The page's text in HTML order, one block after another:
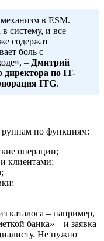
в ESM.
систему, и все
содержат
боль с
– Дмитрий
директора по IT-
ITG.
по функциям:
операции;
клиентами;
каталога – например,
банка» – и заявка
Не нужно